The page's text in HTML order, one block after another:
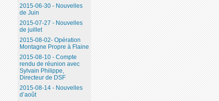
2015-06-30 - Nouvelles
de Juin
2015-07-27 - Nouvelles
de juillet
2015-08-02- Opération
Montagne Propre à Flaine
2015-08-10 - Compte
rendu de réunion avec
Sylvain Philippe,
Directeur de DSF
2015-08-14 - Nouvelles
d’août